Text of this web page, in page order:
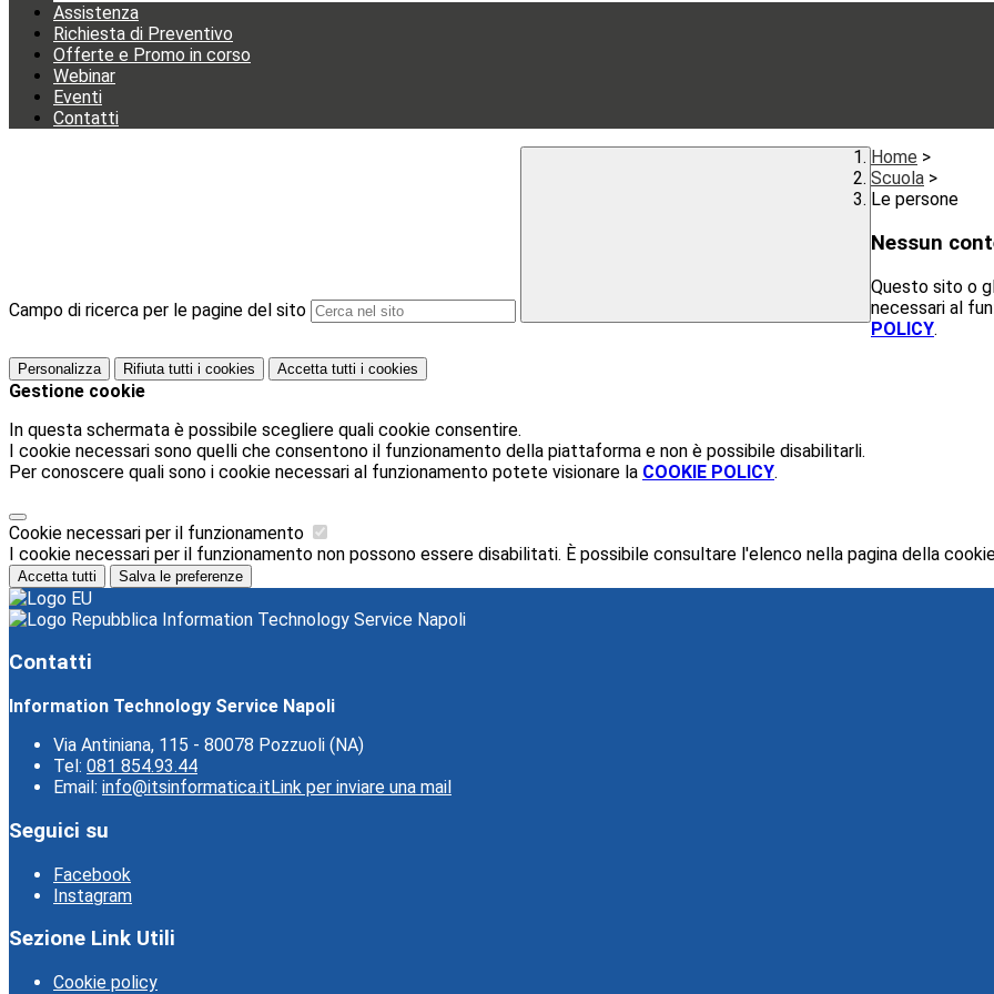
Assistenza
Richiesta di Preventivo
Offerte e Promo in corso
Webinar
Eventi
Contatti
Campo di ricerca per le pagine del sito
Home >
Scuola >
Le persone
Nessun
Questo sito o
necessari al
POLICY.
Personalizza Rifiuta tutti i cookies Accetta tutti i cookies
Gestione cookie
In questa schermata è possibile scegliere quali cookie consentire.
I cookie necessari sono quelli che consentono il funzionamento della piattaforma e non è possibile disabilitarli.
Per conoscere quali sono i cookie necessari al funzionamento potete visionare la COOKIE POLICY.
Cookie necessari per il funzionamento
I cookie necessari per il funzionamento non possono essere disabilitati. È possibile consultare l'elenco nella pagina della
Accetta tutti Salva le preferenze
Information Technology Service Napoli
Contatti
Information Technology Service Napoli
Via Antiniana, 115 - 80078 Pozzuoli (NA)
Tel: 081 854.93.44
Email: info@itsinformatica.it Link per inviare una mail
Seguici su
Facebook
Instagram
Sezione Link Utili
Cookie policy